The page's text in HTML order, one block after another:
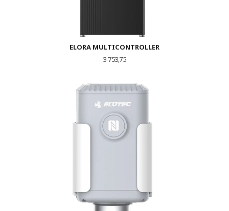
ELORA MULTICONTROLLER
Pris
3 753,75